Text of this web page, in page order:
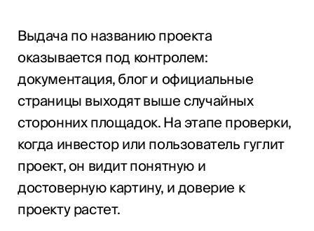
Выдача по названию проекта
оказывается под контролем:
документация, блог и официальные
страницы выходят выше случайных
сторонних площадок. На этапе проверки,
когда инвестор или пользователь гуглит
проект, он видит понятную и
достоверную картину, и доверие к
проекту растет.